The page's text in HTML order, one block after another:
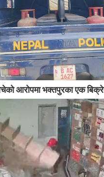
आरोपमा भक्तपुरका एक